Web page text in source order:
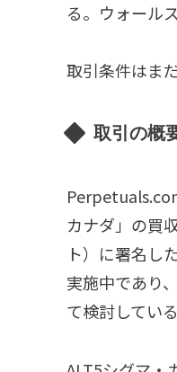
る。ウォール
取引条件はま
取引の概
カナダ」の買
ト）に署名し
実施中であり
て検討してい